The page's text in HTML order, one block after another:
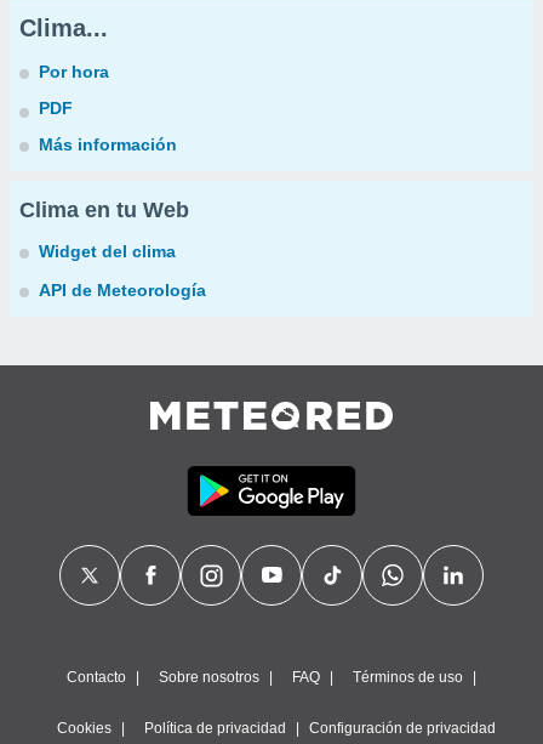
Clima...
Por hora
PDF
Más información
Clima en tu Web
Widget del clima
API de Meteorología
Contacto Sobre nosotros FAQ Términos de uso
Cookies Política de privacidad Configuración de privacidad